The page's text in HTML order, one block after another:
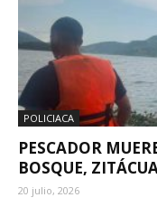
POLICIACA
PESCADOR
BOSQUE,
20 julio, 2026